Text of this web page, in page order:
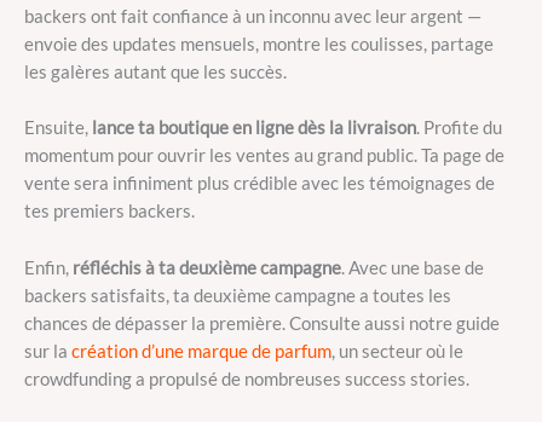
backers ont fait confiance à un inconnu avec leur argent —
envoie des updates mensuels, montre les coulisses, partage
les galères autant que les succès.
Ensuite, lance ta boutique en ligne dès la livraison. Profite du
momentum pour ouvrir les ventes au grand public. Ta page de
vente sera infiniment plus crédible avec les témoignages de
tes premiers backers.
Enfin, réfléchis à ta deuxième campagne. Avec une base de
backers satisfaits, ta deuxième campagne a toutes les
chances de dépasser la première. Consulte aussi notre guide
sur la création d’une marque de parfum, un secteur où le
crowdfunding a propulsé de nombreuses success stories.